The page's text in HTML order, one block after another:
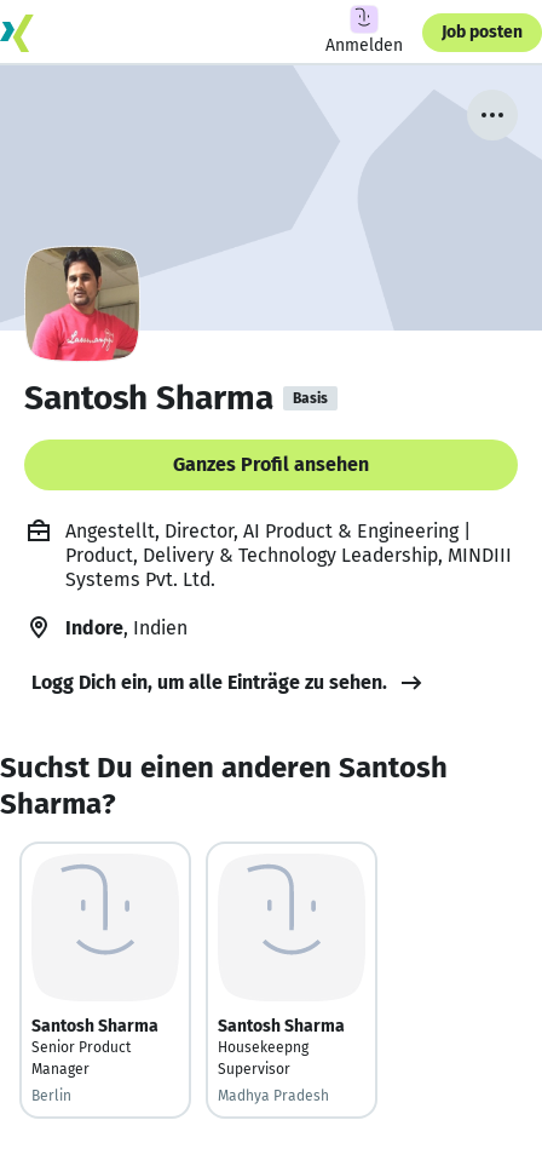
Anmelden
Job posten
Santosh Sharma Basis
Ganzes Profil ansehen
Angestellt, Director, AI Product & Engineering |
Product, Delivery & Technology Leadership, MINDIII
Systems Pvt. Ltd.
Indore, Indien
Logg Dich ein, um alle Einträge zu sehen.
Suchst Du einen anderen Santosh
Sharma?
Santosh Sharma
Senior Product
Manager
Berlin
Santosh Sharma
Housekeepng
Supervisor
Madhya Pradesh